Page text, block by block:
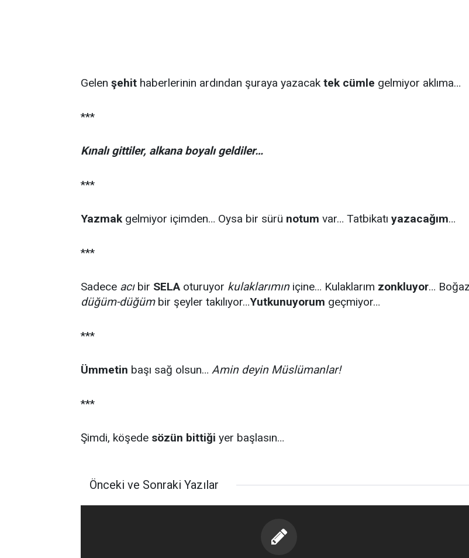
Gelen şehit haberlerinin ardından şuraya yazacak tek cümle gelmiyor aklıma…
***
Kınalı gittiler, alkana boyalı geldiler…
***
Yazmakgelmiyor içimden… Oysa bir sürü notum var… Tatbikatı yazacağım…
***
Sadece acıbir SELA oturuyor kulaklarımıniçine… Kulaklarım zonkluyor…
düğüm-düğümbir şeyler takılıyor…Yutkunuyorum geçmiyor…
***
Ümmetin başı sağ olsun… Amin deyin Müslümanlar!
***
Şimdi, köşede sözün bittiği yer başlasın…
Önceki ve Sonraki Yazılar